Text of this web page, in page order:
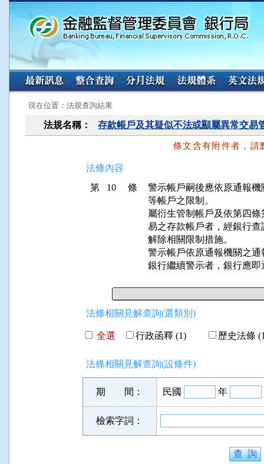
:::
現在位置：法規查詢結果
法規名稱： 存款帳戶及其疑似不法或顯屬異常交易
條文含有附件者，請
法條內容
第 10 條
警示帳戶嗣後應依原通報
等帳戶之限制。
屬衍生管制帳戶及依第四
易之存款帳戶者，經銀行
解除相關限制措施。
警示帳戶依原通報機關之
銀行繼續警示者，銀行應
法條相關見解查詢(選類別)
全選 行政函釋 (1) 歷史法條
法條相關見解查詢(設條件)
期 間： 民國 年
檢索字詞：